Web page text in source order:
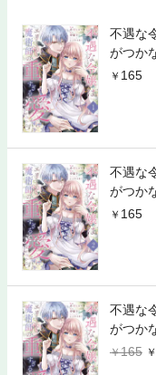
不遇な
がつか
165
不遇な
がつか
165
不遇な
がつか
165